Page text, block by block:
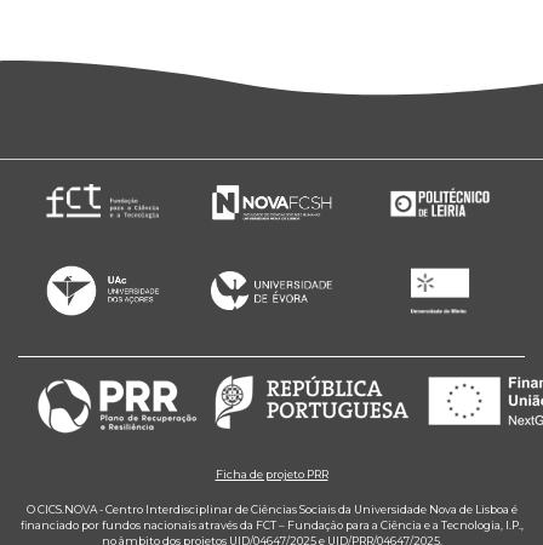
Ficha de projeto PRR
O CICS.NOVA - Centro Interdisciplinar de Ciências Sociais da Universidade Nova de Lisboa é
financiado por fundos nacionais através da FCT – Fundação para a Ciência e a Tecnologia, I.P.,
no âmbito dos projetos UID/04647/2025 e UID/PRR/04647/2025.